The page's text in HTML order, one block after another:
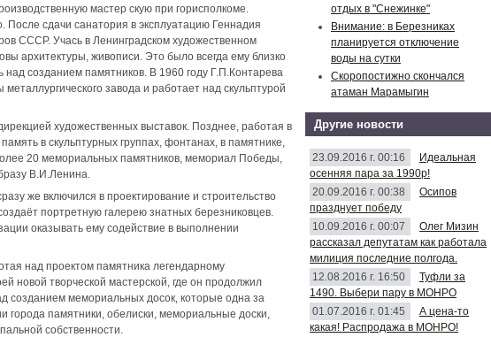
мастер скую при горисполкоме.
После сдачи санатория в эксплуатацию Геннадия
СССР. Учась в Ленинградском художественном
архитектуры, живописи. Это было всегда ему близко
над созданием памятников. В 1960 году Г.П.Контарева
завода и работает над скульптурой
художественных выставок. Позднее, работая в
в скульптурных группах, фонтанах, в памятнике,
20 мемориальных памятников, мемориал Победы,
В.И.Ленина.
же включился в проектирование и строительство
портретную галерею знатных березниковцев.
оказывать ему содействие в выполнении
над проектом памятника легендарному
новой творческой мастерской, где он продолжил
созданием мемориальных досок, которые одна за
города памятники, обелиски, мемориальные доски,
собственности.
отдых в "Снежинке"
Внимание: в Березниках
планируется отключение
воды на сутки
Скоропостижно скончался
атаман Марамыгин
Другие новости
23.09.2016 г. 00:16
Идеальная
осенняя пара за 1990р!
20.09.2016 г. 00:38
Осипов
празднует победу
10.09.2016 г. 00:07
Олег Мизин
рассказал депутатам как работала
милиция последние полгода.
12.08.2016 г. 16:50
Туфли за
1490. Выбери пару в МОНРО
01.07.2016 г. 01:45
А цена-то
какая! Распродажа в МОНРО!